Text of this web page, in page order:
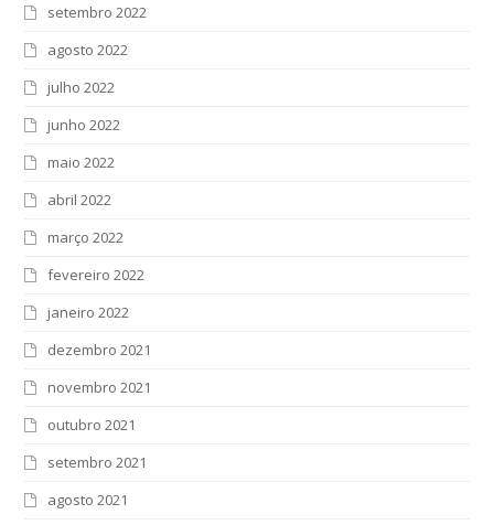
setembro 2022
agosto 2022
julho 2022
junho 2022
maio 2022
abril 2022
março 2022
fevereiro 2022
janeiro 2022
dezembro 2021
novembro 2021
outubro 2021
setembro 2021
agosto 2021